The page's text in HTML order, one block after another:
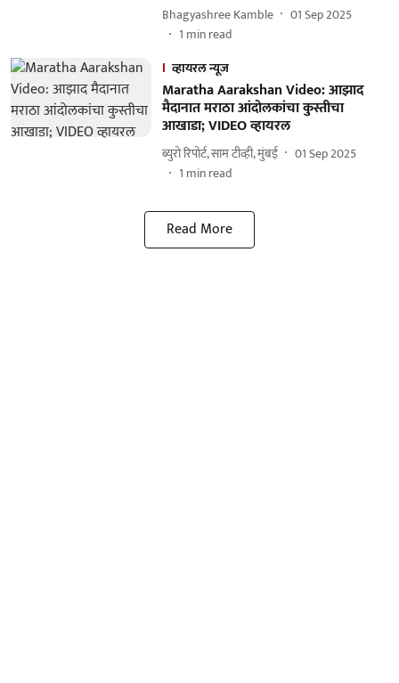
Bhagyashree Kamble
01 Sep 2025
1 min read
व्हायरल न्यूज
Maratha Aarakshan Video: आझाद
मैदानात मराठा आंदोलकांचा कुस्तीचा
आखाडा; VIDEO व्हायरल
ब्युरो रिपोर्ट, साम टीव्ही, मुंबई
01 Sep 2025
1 min read
Read More